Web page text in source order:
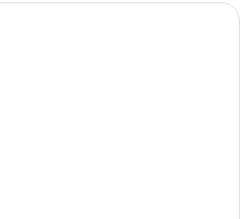
Ein modernes Schlafzimmer mit